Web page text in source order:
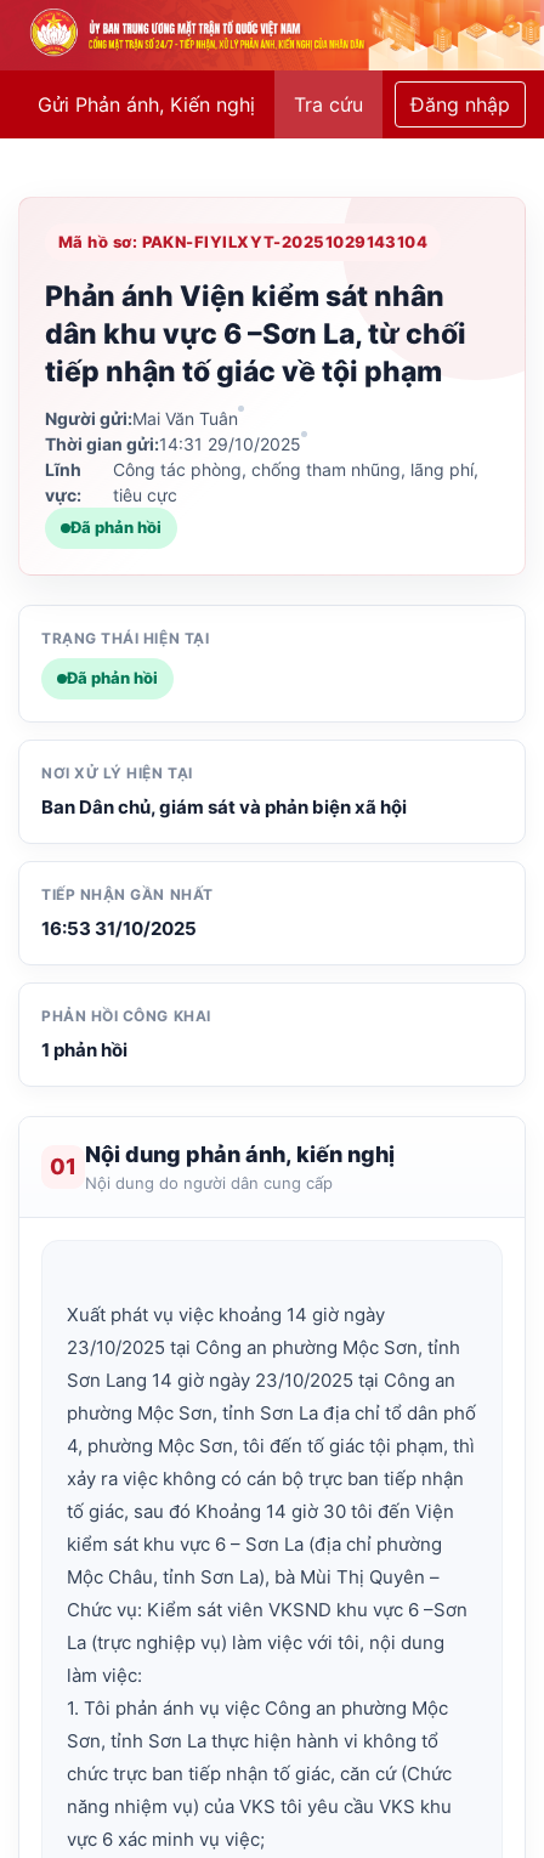
Gửi Phản ánh, Kiến nghị Tra cứu Đăng nhập
Mã hồ sơ: PAKN-FIYILXYT-20251029143104
Phản ánh Viện kiểm sát nhân
dân khu vực 6 –Sơn La, từ chối
tiếp nhận tố giác về tội phạm
Người gửi:Mai Văn Tuân
Thời gian gửi:14:31 29/10/2025
Lĩnh
vực:
Công tác phòng, chống tham nhũng, lãng phí,
tiêu cực
Đã phản hồi
TRẠNG THÁI HIỆN TẠI
Đã phản hồi
NƠI XỬ LÝ HIỆN TẠI
Ban Dân chủ, giám sát và phản biện xã hội
TIẾP NHẬN GẦN NHẤT
16:53 31/10/2025
PHẢN HỒI CÔNG KHAI
1 phản hồi
01 Nội dung phản ánh, kiến nghị
Nội dung do người dân cung cấp
Xuất phát vụ việc khoảng 14 giờ ngày
23/10/2025 tại Công an phường Mộc Sơn, tỉnh
Sơn Lang 14 giờ ngày 23/10/2025 tại Công an
phường Mộc Sơn, tỉnh Sơn La địa chỉ tổ dân phố
4, phường Mộc Sơn, tôi đến tố giác tội phạm, thì
xảy ra việc không có cán bộ trực ban tiếp nhận
tố giác, sau đó Khoảng 14 giờ 30 tôi đến Viện
kiểm sát khu vực 6 – Sơn La (địa chỉ phường
Mộc Châu, tỉnh Sơn La), bà Mùi Thị Quyên –
Chức vụ: Kiểm sát viên VKSND khu vực 6 –Sơn
La (trực nghiệp vụ) làm việc với tôi, nội dung
làm việc:
1. Tôi phản ánh vụ việc Công an phường Mộc
Sơn, tỉnh Sơn La thực hiện hành vi không tổ
chức trực ban tiếp nhận tố giác, căn cứ (Chức
năng nhiệm vụ) của VKS tôi yêu cầu VKS khu
vực 6 xác minh vụ việc;